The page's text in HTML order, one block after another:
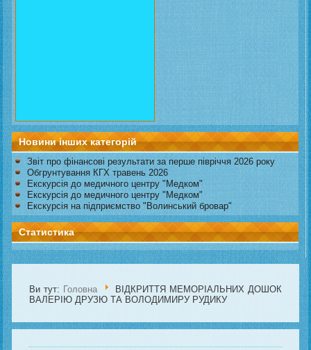
Новини інших категорій
Звіт про фінансові результати за перше півріччя 2026 року
Обгрунтування КГХ травень 2026
Екскурсія до медичного центру "Медком"
Екскурсія до медичного центру "Медком"
Екскурсія на підприємство "Волинський бровар"
Статистика
Ви тут: Головна
ВІДКРИТТЯ МЕМОРІАЛЬНИХ ДОШОК
ВАЛЕРІЮ ДРУЗЮ ТА ВОЛОДИМИРУ РУДИКУ